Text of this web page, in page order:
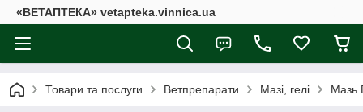
«ВЕТАПТЕКА» vetapteka.vinnica.ua
Товари та послуги Ветпрепарати Мазі, гелі Мазь